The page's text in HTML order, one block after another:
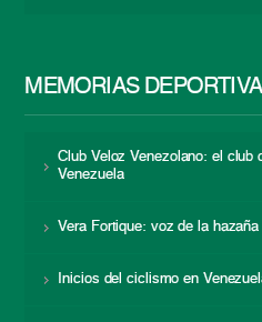
MEMORIAS
Club Veloz Venezolano: el
Venezuela
Vera Fortique: voz de la hazaña
Inicios del ciclismo en